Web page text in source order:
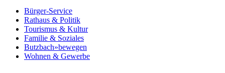
Bürger-Service
Rathaus & Politik
Tourismus & Kultur
Familie & Soziales
Butzbach»bewegen
Wohnen & Gewerbe